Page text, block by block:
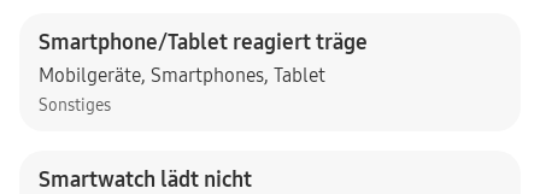
Smartphone/Tablet reagiert träge
Mobilgeräte, Smartphones, Tablet
Sonstiges
Smartwatch lädt nicht